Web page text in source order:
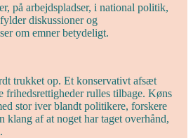
på arbejdspladser, i national politik,
diskussioner og
om emner betydeligt.
trukket op. Et konservativt afsæt
frihedsrettigheder rulles tilbage. Køns
stor iver blandt politikere, forskere
klang af at noget har taget overhånd,